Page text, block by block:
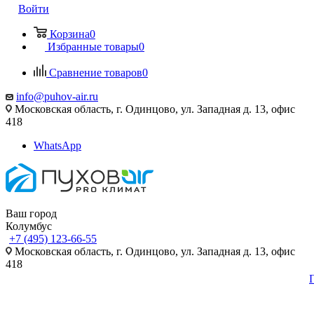
Войти
Корзина0
Избранные товары0
Сравнение товаров0
info@puhov-air.ru
Московская область, г. Одинцово, ул. Западная д. 13, офис
418
WhatsApp
Ваш город
Колумбус
+7 (495) 123-66-55
Московская область, г. Одинцово, ул. Западная д. 13, офис
418